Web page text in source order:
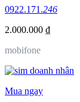
0922.171.246
2.000.000 ₫
mobifone
Mua ngay